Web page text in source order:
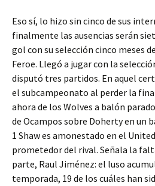
Eso sí, lo hizo sin cinco de sus
finalmente las ausencias serán
gol con su selección cinco meses
Feroe. Llegó a jugar con la
disputó tres partidos. En aquel
el subcampeonato al perder la
ahora de los Wolves a balón
de Ocampos sobre Doherty en un
1 Shaw es amonestado en el
prometedor del rival. Señala la
parte, Raul Jiménez: el luso
temporada, 19 de los cuáles han